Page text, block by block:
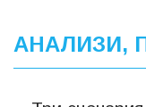
АНАЛИЗИ,